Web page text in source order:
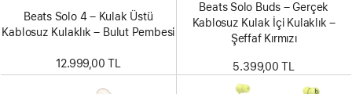
Beats Solo 4 – Kulak Üstü
Kablosuz Kulaklık – Bulut Pembesi
12.999,00 TL
Beats Solo Buds – Gerçek
Kablosuz Kulak İçi Kulaklık –
Şeffaf Kırmızı
5.399,00 TL